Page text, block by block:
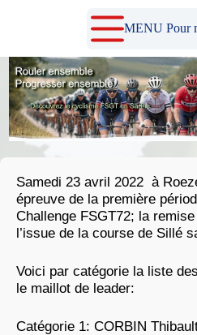
MENU Pour
Samedi 23 avril 2022 à
épreuve de la première
Challenge FSGT72; la
l’issue de la course de Sillé
Voici par catégorie la liste
le maillot de leader:
Catégorie 1: CORBIN